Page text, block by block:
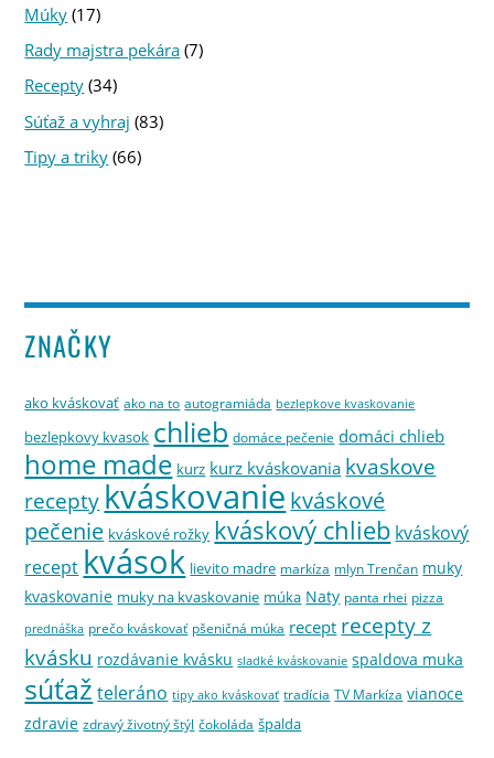
Múky (17)
Rady majstra pekára (7)
Recepty (34)
Súťaž a vyhraj (83)
Tipy a triky (66)
ZNAČKY
ako kváskovať ako na to autogramiáda bezlepkove kvaskovanie
bezlepkovy kvasok chlieb domáce pečenie domáci chlieb
home made kurz kurz kváskovania kvaskove
recepty kváskovanie kváskové
pečenie kváskové rožky kváskový chlieb kváskový
recept kvások lievito madre markíza mlyn Trenčan muky
kvaskovanie muky na kvaskovanie múka Naty panta rhei pizza
prednáška prečo kváskovať pšeničná múka recept recepty z
kvásku rozdávanie kvásku sladké kváskovanie spaldova muka
súťaž teleráno tipy ako kváskovať tradícia TV Markíza vianoce
zdravie zdravý životný štýl čokoláda špalda